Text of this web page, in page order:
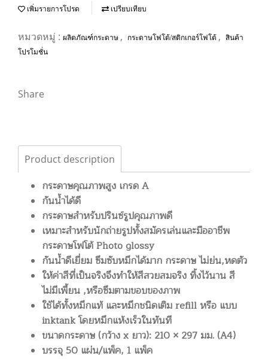
เพิ่มรายการโปรด เปรียบเทียบ
หมวดหมู่ : ผลิตภัณฑ์กระดาษ , กระดาษโฟโต้/สติกเกอร์โฟโต้ ,
สินค้า
โปรโมชั่น
Share
Product description
กระดาษคุณภาพสูง เกรด A
กันน้ำได้ดี
กระดาษสำหรับปรินซ์รูปคุณภาพดี
เหมาะสำหรับนักถ่ายรูปทั้งสมัครเล่นและมืออาชีพ
กระดาษโฟโต้ Photo glossy
กันน้ำดีเยี่ยม ซึมซับหมึกได้มาก กระดาษ ไม่ย่น,หดตัว
ให้ค่าสีที่เป็นจริงจึงทำให้สีสวยสมจริง ทิ้งไว้นาน สี
ไม่มีเพี้ยน ,หรือซึมตามขอบของภาพ
ใช้ได้ทั้งหมึกแท้ และหมึกชนิดเติม refill หรือ แบบ
inktank โดยหมึกแห้งเร็วในทันที
ขนาดกระดาษ (กว้าง x ยาว): 210 × 297 มม. (A4)
บรรจุ 50 แผ่น/แพ็ค, 1 แพ็ค